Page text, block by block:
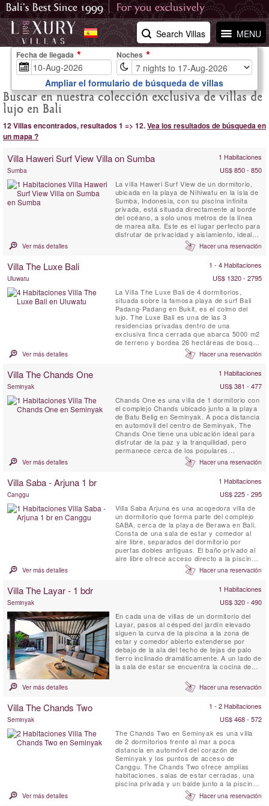
MENU
Search Villas
Buscar en nuestra colección exclusiva de villas de
lujo en Bali
12 Villas encontrados, resultados 1 => 12.Vea los resultados de búsqueda en
un mapa ?
Villa Haweri Surf View Villa on Sumba 1 Habitaciones
Sumba
US$ 850 - 850
La villa Haweri Surf View de un dormitorio,
ubicada en la playa de Nihiwatu en la isla de
Sumba, Indonesia, con su piscina infinita
privada, está situada directamente al borde
del océano, a solo unos metros de la línea
de marea alta. Este es el lugar perfecto para
disfrutar de privacidad y aislamiento, ideal
para una escapada romántica o una luna de
miel. Desde aquí, tendrás una vista directa
Left", de los 2,5 km de arena blanca de ...
Ver más detalles Hacer una reservación
Villa The Luxe Bali 1 - 4 Habitaciones
Uluwatu
US$ 1320 - 2795
La Villa The Luxe Bali de 4 dormitorios,
situada sobre la famosa playa de surf Bali
Padang-Padang en Bukit, es el colmo del
lujo. The Luxe Bali es una de las 3
residencias privadas dentro de una
exclusiva finca cerrada que abarca 5000 m2
de terreno y bordea 26 hectáreas de bosque
virgen. Ubicada en lo alto de uno de los
mejores acantilados de Bali, la villa ofrece
de abajo, la costa de Kuta y Seminyak a lo
Ver más detalles Hacer una reservación
Villa The Chands One 1 Habitaciones
Seminyak
US$ 381 - 477
Chands One es una villa de 1 dormitorio con
el complejo Chands ubicado junto a la playa
de Batu Belig en Seminyak. A poca distancia
en automóvil del centro de Seminyak, The
Chands One tiene una ubicación ideal para
disfrutar de la paz y la tranquilidad, pero
permanece cerca de los populares
restaurantes, boutiques y cafeterías. Esta
villa de 1 dormitorio ofrece una escapada
tropicales con piscina privada y cocina
Ver más detalles Hacer una reservación
Villa Saba - Arjuna 1 br 1 Habitaciones
Canggu
US$ 225 - 295
Villa Saba Arjuna es una acogedora villa de
un dormitorio que forma parte del complejo
SABA, cerca de la playa de Berawa en Bali.
Consta de una sala de estar y comedor al
aire libre, separados del dormitorio por
puertas dobles antiguas. El baño privado al
aire libre ofrece acceso directo a la piscina
de 8 metros ubicada dentro del jardín
privado. La villa se complementa con una
villa es ideal para una pareja en luna de miel.
Ver más detalles Hacer una reservación
Villa The Layar - 1 bdr 1 Habitaciones
Seminyak
US$ 320 - 490
En cada una de villas de un dormitorio del
Layar, pasos al césped del jardín elevado
siguen la curva de la piscina a la zona de
estar y comedor abierto extenderse por
debajo de la ala del techo de tejas de palo
fierro inclinado dramáticamente. A un lado de
la sala de estar se encuentra la cocina de
ángulo debajo de la segunda ala del techo,
es el amplio dormitorio y su cuarto de baño
Ver más detalles Hacer una reservación
Villa The Chands Two 1 - 2 Habitaciones
Seminyak
US$ 468 - 572
The Chands Two en Seminyak es una villa
de 2 dormitorios frente al mar a poca
distancia en automóvil del corazón de
Seminyak y los puntos de acceso de
Canggu. The Chands Two ofrece amplias
habitaciones, salas de estar cerradas, una
piscina privada y un balde junto a la piscina.
A solo unos pasos de la playa, los
restaurantes locales y los chiringuitos,
Ver más detalles Hacer una reservación
Fecha de llegada Noches
Ampliar el formulario de búsqueda de villas